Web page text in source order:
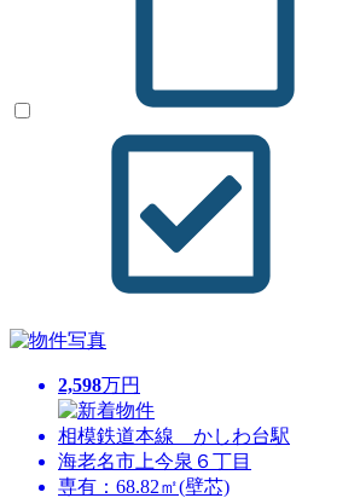
2,598万円
相模鉄道本線 かしわ台駅
海老名市上今泉６丁目
専有：68.82㎡(壁芯)